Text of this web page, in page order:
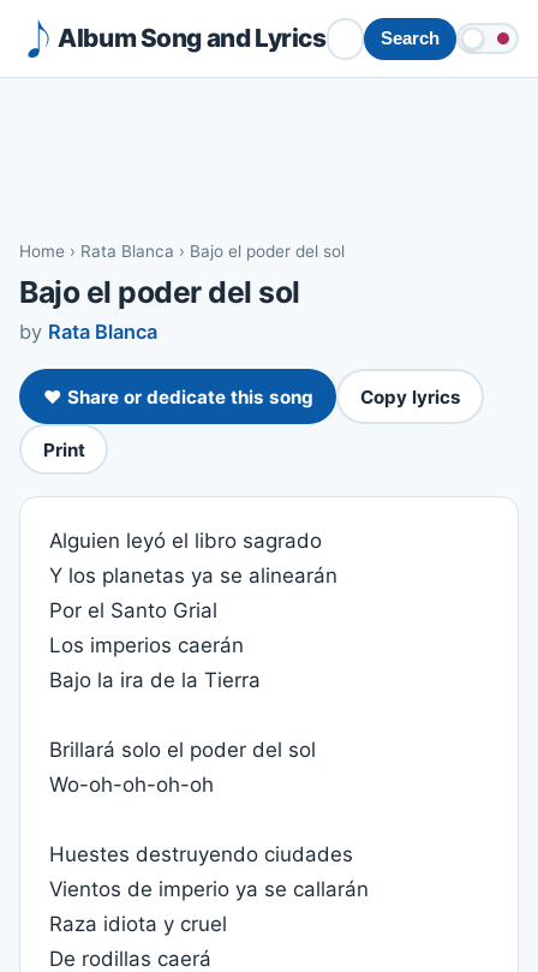
Album Song and Lyrics Search
Home › Rata Blanca › Bajo el poder del sol
Bajo el poder del sol
by Rata Blanca
❤️ Share or dedicate this song Copy lyrics
Print
Alguien leyó el libro sagrado
Y los planetas ya se alinearán
Por el Santo Grial
Los imperios caerán
Bajo la ira de la Tierra
Brillará solo el poder del sol
Wo-oh-oh-oh-oh
Huestes destruyendo ciudades
Vientos de imperio ya se callarán
Raza idiota y cruel
De rodillas caerá